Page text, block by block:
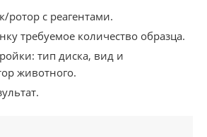
ротор с реагентами.
требуемое количество образца.
тип диска, вид и
животного.